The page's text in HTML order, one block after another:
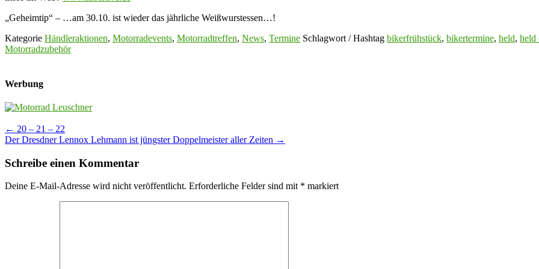
„Geheimtip“ – …am 30.10. ist wieder das jährliche Weißwurstessen…!
Kategorie Händleraktionen, Motorradevents, Motorradtreffen, News, Termine Schlagwort / Hashtag bikerfrühstück, bikertermine, held, held
Motorradzubehör
Werbung
Post
navigation
← 20 – 21 – 22
Der Dresdner Lennox Lehmann ist jüngster Doppelmeister aller Zeiten →
Schreibe einen Kommentar
Deine E-Mail-Adresse wird nicht veröffentlicht. Erforderliche Felder sind mit * markiert